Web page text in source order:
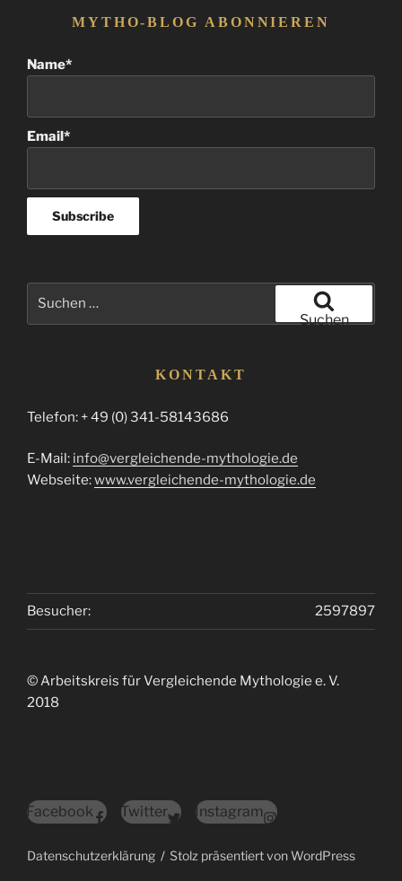
MYTHO-BLOG ABONNIEREN
Name*
Email*
Suchen
KONTAKT
Telefon: + 49 (0) 341-58143686
E-Mail: info@vergleichende-mythologie.de
Webseite:www.vergleichende-mythologie.de
2597897
Besucher:
© Arbeitskreis für Vergleichende Mythologie e. V.
2018
Facebook Twitter Instagram
Datenschutzerklärung Stolz präsentiert von WordPress